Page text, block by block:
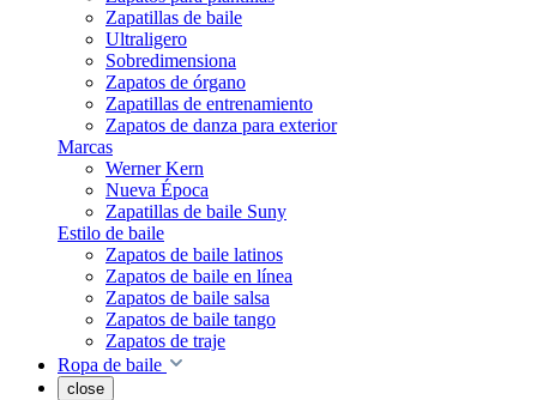
Zapatillas de baile
Ultraligero
Sobredimensiona
Zapatos de órgano
Zapatillas de entrenamiento
Zapatos de danza para exterior
Marcas
Werner Kern
Nueva Época
Zapatillas de baile Suny
Estilo de baile
Zapatos de baile latinos
Zapatos de baile en línea
Zapatos de baile salsa
Zapatos de baile tango
Zapatos de traje
Ropa de baile
close